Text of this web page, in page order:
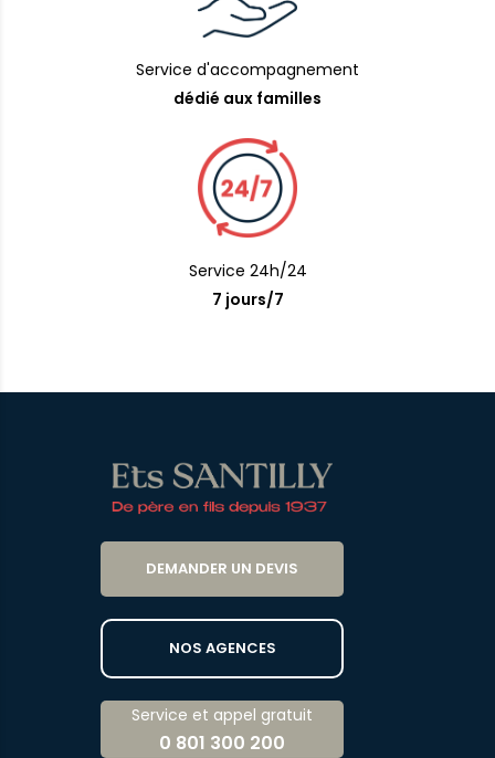
Service d'accompagnement
dédié aux familles
Service 24h/24
7 jours/7
DEMANDER UN DEVIS
NOS AGENCES
Service et appel gratuit
0 801 300 200